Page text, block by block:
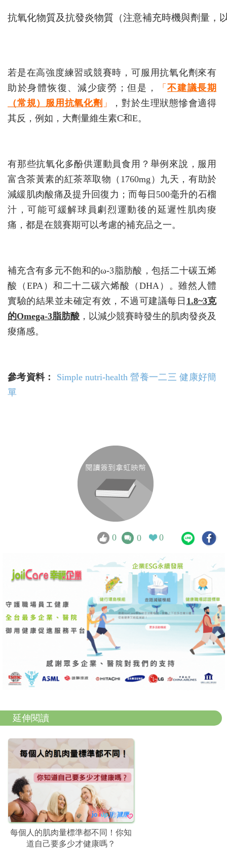
抗氧化物質及抗發炎物質（注意補充時機與劑量，
若是在高強度練習或競賽時，可服用抗氧化劑來有
助於身體恢復、減少疲勞；但是，
「不建議長期
（常規）服用抗氧化劑 」
，對於生理狀態慘會適得
其反，例如，大劑量維生素C和E。
有那些抗氧化多酚供運動員食用？舉例來說，服用
富含茶黃素的紅茶萃取物（1760mg）九天，有助於
減緩肌肉酸痛及提升回復力；而每日500毫升的石榴
汁，可能可緩解球員劇烈運動後的延遲性肌肉痠
痛，都是在競賽期可以考慮的補充品之一。
補充含有多元不飽和的ω-3脂肪酸，包括二十碳五烯
酸（EPA）和二十二碳六烯酸（DHA）。雖然人體
實驗的結果並未確定有效，不過可建議每日 1.8~3克
的Omega-3脂肪酸 ，以減少競賽時發生的肌肉發炎及
痠痛感。
參考資料： Simple nutri-health 營養一二三 健康好簡
單
0 0 0
延伸閱讀
每個人的肌肉量標準都不同！你知
道自己要多少才健康嗎？